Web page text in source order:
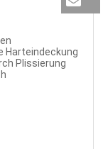
Harteindeckung
Plissierung